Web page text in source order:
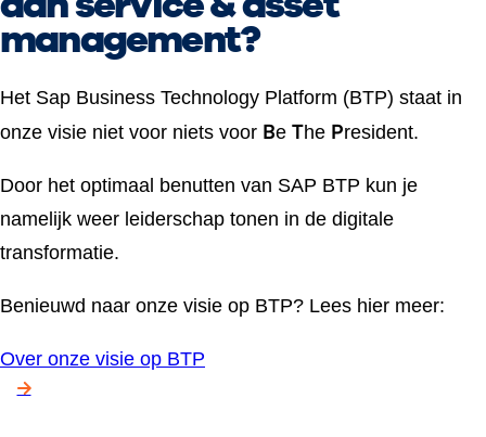
management?
Het Sap Business Technology Platform (BTP) staat in
onze visie niet voor niets voor Be The President.
Door het optimaal benutten van SAP BTP kun je
namelijk weer leiderschap tonen in de digitale
transformatie.
Benieuwd naar onze visie op BTP? Lees hier meer:
Over onze visie op BTP